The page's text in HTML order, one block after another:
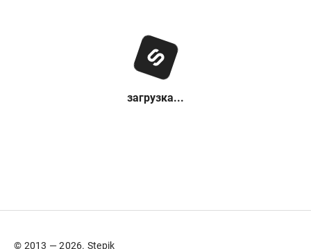
загрузка...
© 2013 — 2026. Stepik